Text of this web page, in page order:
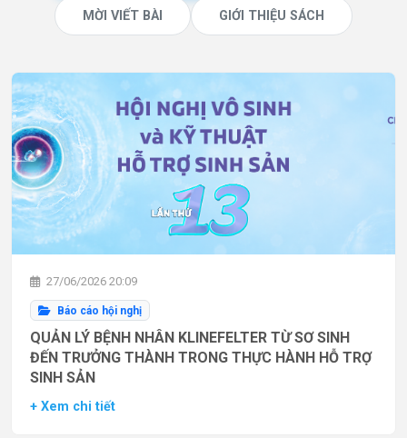
MỜI VIẾT BÀI GIỚI THIỆU SÁCH
27/06/2026 20:09
Báo cáo hội nghị
QUẢN LÝ BỆNH NHÂN KLINEFELTER TỪ SƠ SINH
ĐẾN TRƯỞNG THÀNH TRONG THỰC HÀNH HỖ TRỢ
SINH SẢN
+ Xem chi tiết